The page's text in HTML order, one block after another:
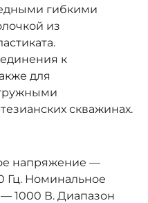
гибкими
из
к
для
скважинах.
напряжение —
Гц. Номинальное
1000 В. Диапазон